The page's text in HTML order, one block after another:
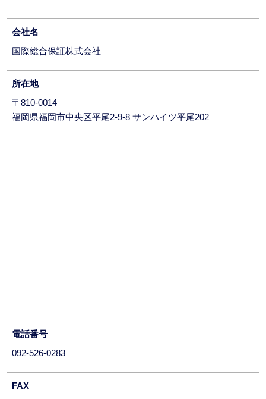
会社名
国際総合保証株式会社
所在地
〒810-0014
福岡県福岡市中央区平尾2-9-8 サンハイツ平尾202
電話番号
092-526-0283
FAX